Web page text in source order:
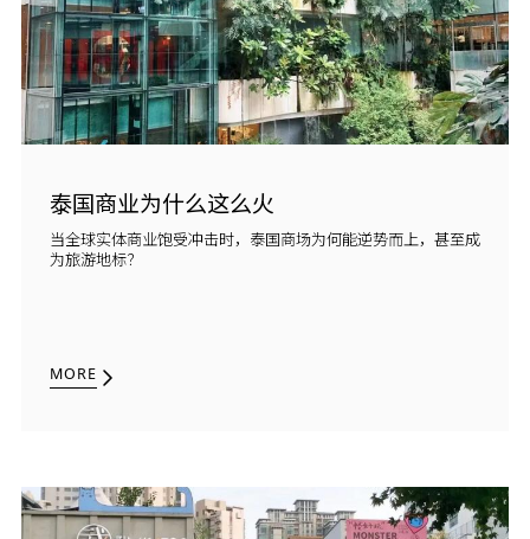
泰国商业为什么这么火
当全球实体商业饱受冲击时，泰国商场为何能逆势而上，甚至成
为旅游地标？
MORE